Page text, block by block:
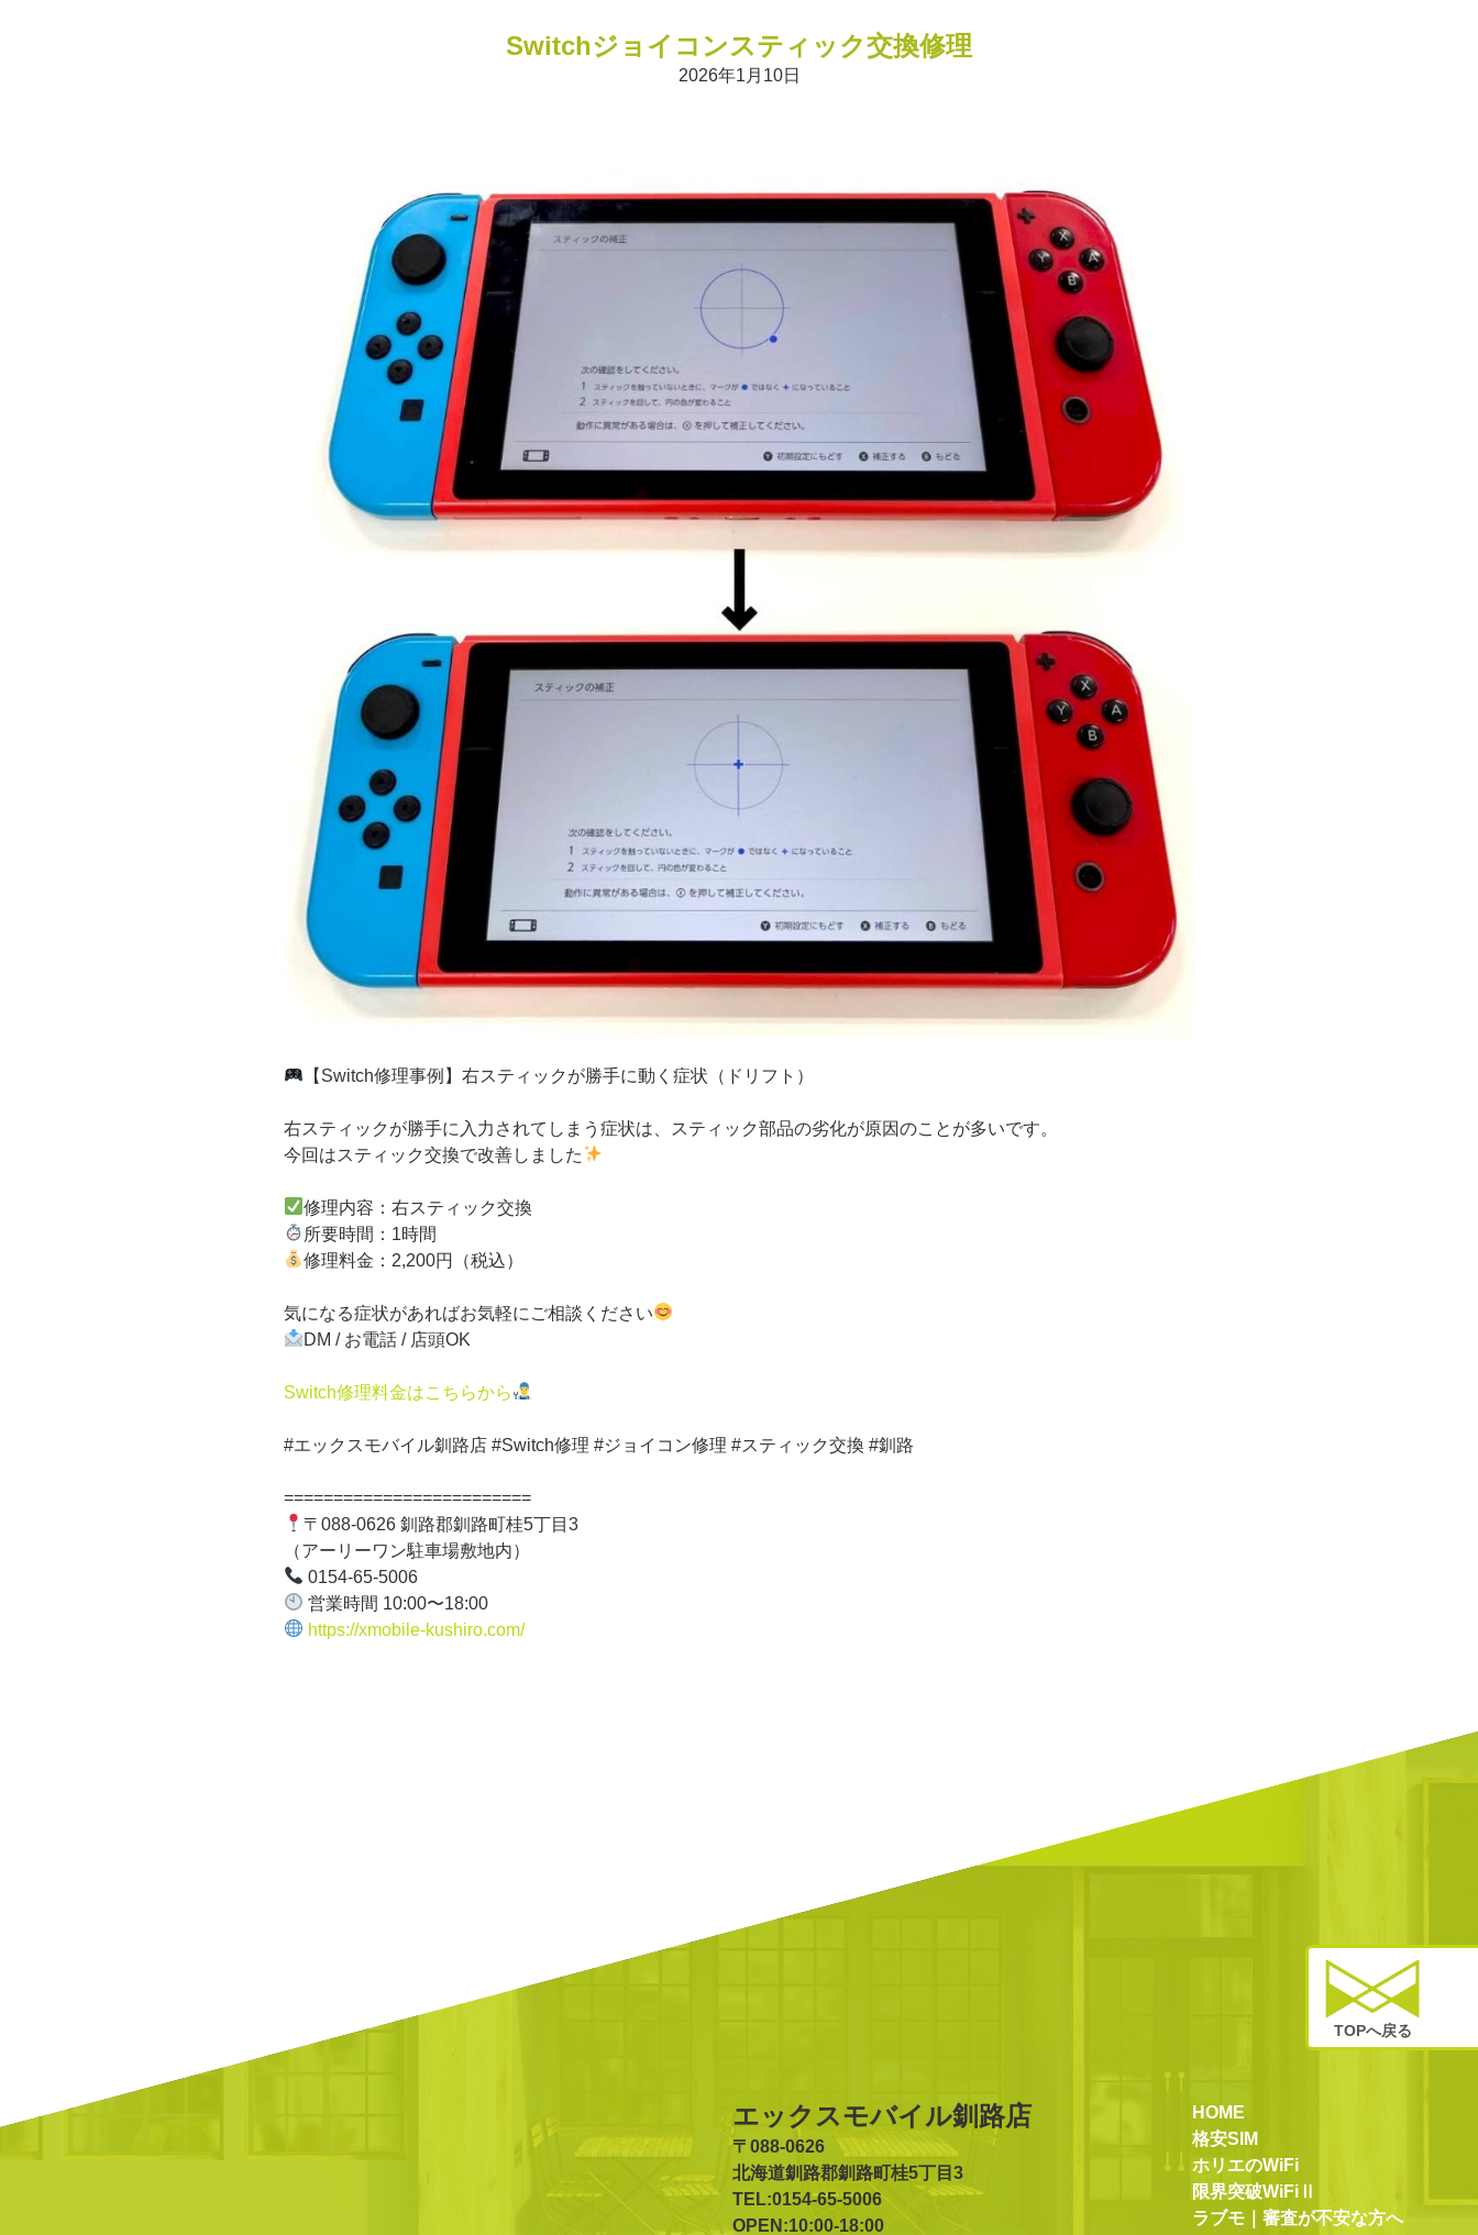
Switchジョイコンスティック交換修理
2026年1月10日
【Switch修理事例】右スティックが勝手に動く症状（ドリフト）
右スティックが勝手に入力されてしまう症状は、スティック部品の劣化が原因のことが多いです。
今回はスティック交換で改善しました
修理内容：右スティック交換
所要時間：1時間
修理料金：2,200円（税込）
気になる症状があればお気軽にご相談ください
DM / お電話 / 店頭OK
Switch修理料金はこちらから
#エックスモバイル釧路店 #Switch修理 #ジョイコン修理 #スティック交換 #釧路
=========================
〒088-0626 釧路郡釧路町桂5丁目3
（アーリーワン駐車場敷地内）
0154-65-5006
営業時間 10:00〜18:00
https://xmobile-kushiro.com/
エックスモバイル釧路店
〒088-0626
北海道釧路郡釧路町桂5丁目3
TEL:0154-65-5006
OPEN:10:00-18:00
HOME
格安SIM
ホリエのWiFi
限界突破WiFiⅡ
ラブモ｜審査が不安な方へ
TOPへ戻る